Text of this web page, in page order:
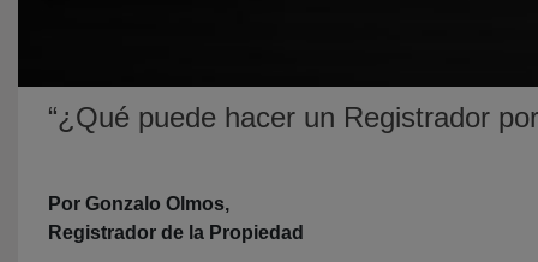
“¿Qué puede hacer un Registrador
Por Gonzalo Olmos,
Registrador de la Propiedad